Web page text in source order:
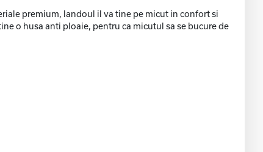
premium, landoul il va tine pe micut in confort si
o husa anti ploaie, pentru ca micutul sa se bucure de